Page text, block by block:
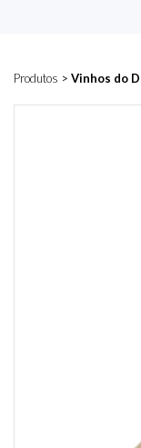
Produtos > Vinhos do